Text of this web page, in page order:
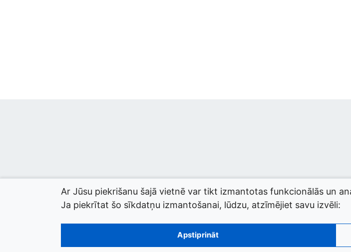
© 2026 termini.gov.lv. Izstrādātājs:
Ar Jūsu piekrišanu šajā vietnē var tikt izmantotas funkcionālās un
Ja piekrītat šo sīkdatņu izmantošanai, lūdzu, atzīmējiet savu izvēli:
Apstiprināt